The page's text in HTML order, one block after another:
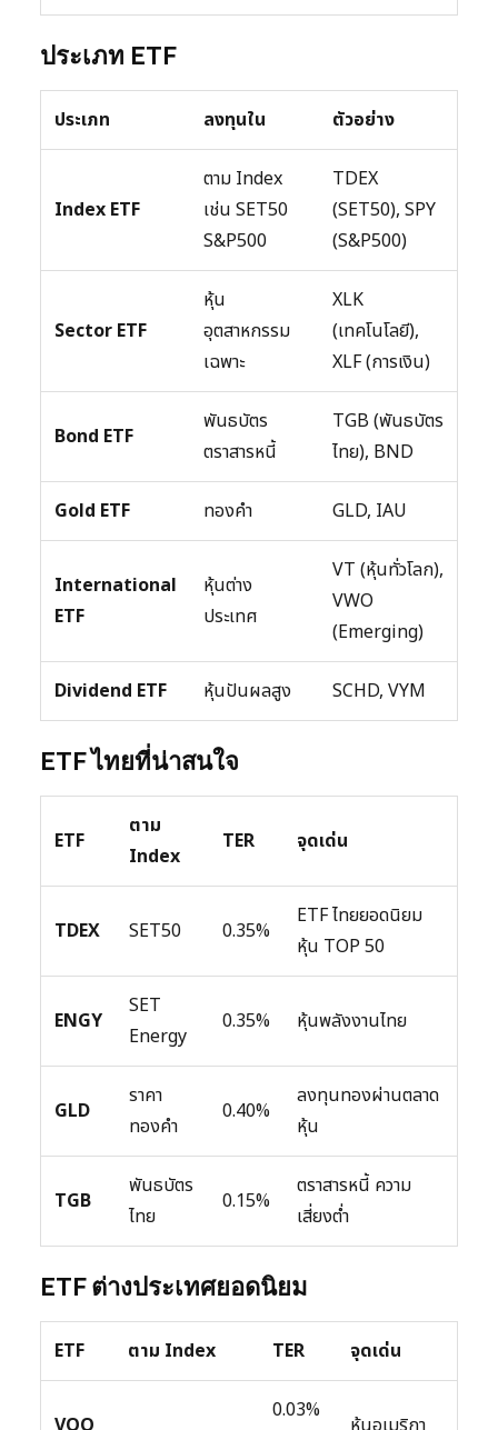
ประเภท ETF
ประเภท ลงทุนใน ตัวอย่าง
Index ETF
ตาม Index
เช่น SET50
S&P500
TDEX
(SET50), SPY
(S&P500)
Sector ETF
หุ้น
อุตสาหกรรม
เฉพาะ
XLK
(เทคโนโลยี),
XLF (การเงิน)
Bond ETF
พันธบัตร
ตราสารหนี้
TGB (พันธบัตร
ไทย), BND
Gold ETF ทองคำ GLD, IAU
International
ETF
หุ้นต่าง
ประเทศ
VT (หุ้นทั่วโลก),
VWO
(Emerging)
Dividend ETF หุ้นปันผลสูง SCHD, VYM
ETF ไทยที่น่าสนใจ
ETF
ตาม
Index
TER จุดเด่น
TDEX SET50 0.35%
ETF ไทยยอดนิยม
หุ้น TOP 50
ENGY
SET
Energy
0.35% หุ้นพลังงานไทย
GLD
ราคา
ทองคำ
0.40%
ลงทุนทองผ่านตลาด
หุ้น
TGB
พันธบัตร
ไทย
0.15%
ตราสารหนี้ ความ
เสี่ยงต่ำ
ETF ต่างประเทศยอดนิยม
ETF ตาม Index TER จุดเด่น
0.03%